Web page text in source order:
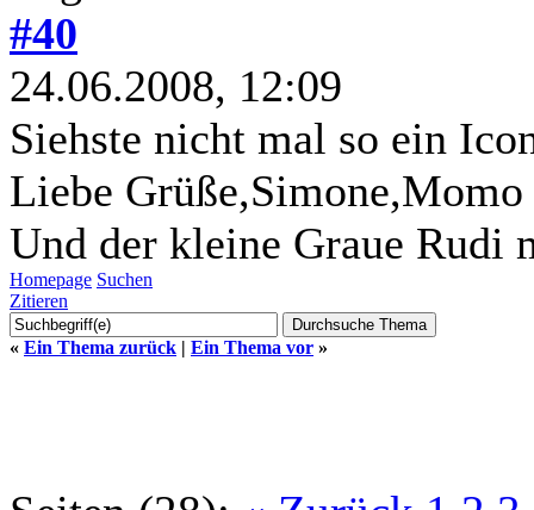
#40
24.06.2008, 12:09
Siehste nicht mal so ein
Liebe
Und der kleine Graue Rudi
Homepage Suchen
Zitieren
« Ein Thema zurück | Ein Thema vor »